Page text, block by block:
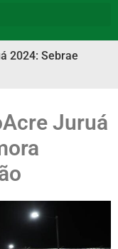
2024: Sebrae
Juruá